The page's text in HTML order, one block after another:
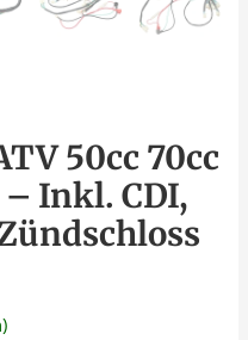
50cc 70cc
– Inkl. CDI,